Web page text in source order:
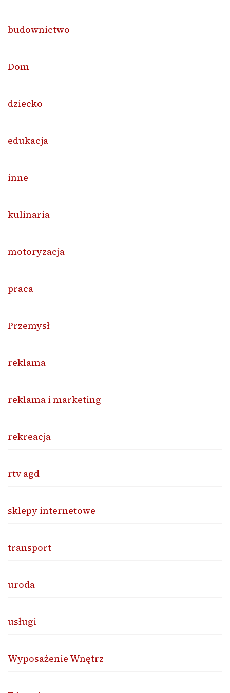
budownictwo
Dom
dziecko
edukacja
inne
kulinaria
motoryzacja
praca
Przemysł
reklama
reklama i marketing
rekreacja
rtv agd
sklepy internetowe
transport
uroda
usługi
Wyposażenie Wnętrz